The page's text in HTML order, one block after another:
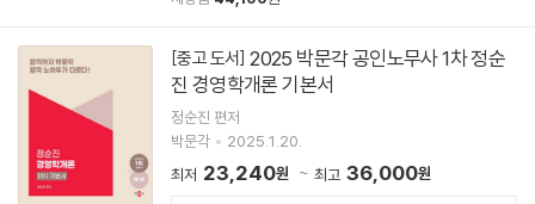
[중고 도서] 2025 박문각 공인노무사 1차 정순
진 경영학개론 기본서
정순진 편저
박문각
2025.1.20.
최저 23,240원 최고 36,000원